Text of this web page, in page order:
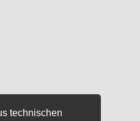
technischen